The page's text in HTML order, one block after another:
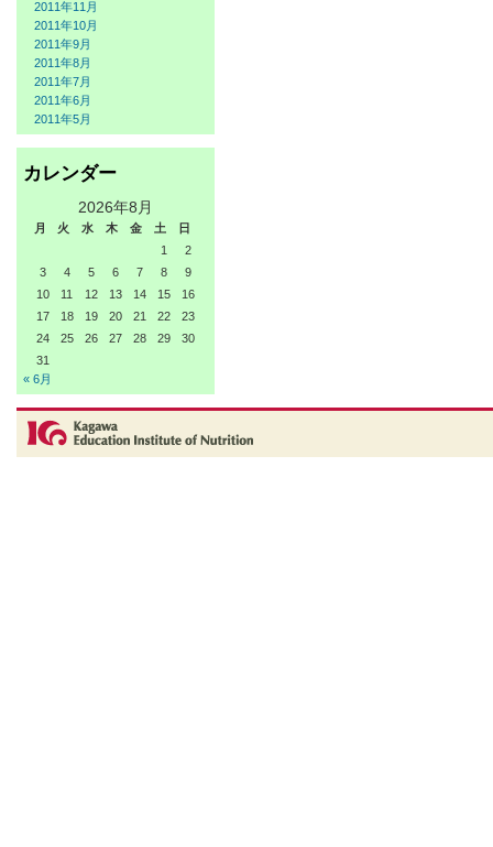
2011年11月
2011年10月
2011年9月
2011年8月
2011年7月
2011年6月
2011年5月
カレンダー
2026年8月
月 火 水 木 金 土
日
1
2
3
4 5 6 7 8
9
10
11 12 13 14 15
16
17
18 19 20 21 22
23
24
25 26 27 28 29
30
31
« 6月